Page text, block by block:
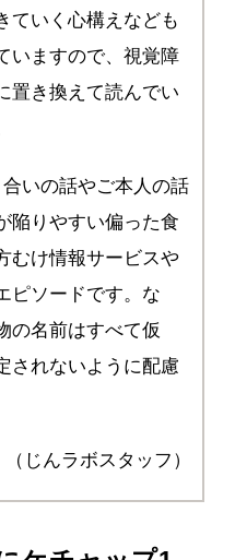
ていく心構えなども
いますので、視覚障
置き換えて読んでい
いの話やご本人の話
陥りやすい偏った食
むけ情報サービスや
ピソードです。な
の名前はすべて仮
されないように配慮
（じんラボスタッフ）